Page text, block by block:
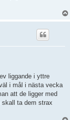
liggande i yttre
i mål i nästa vecka
att de ligger med
ta dem strax